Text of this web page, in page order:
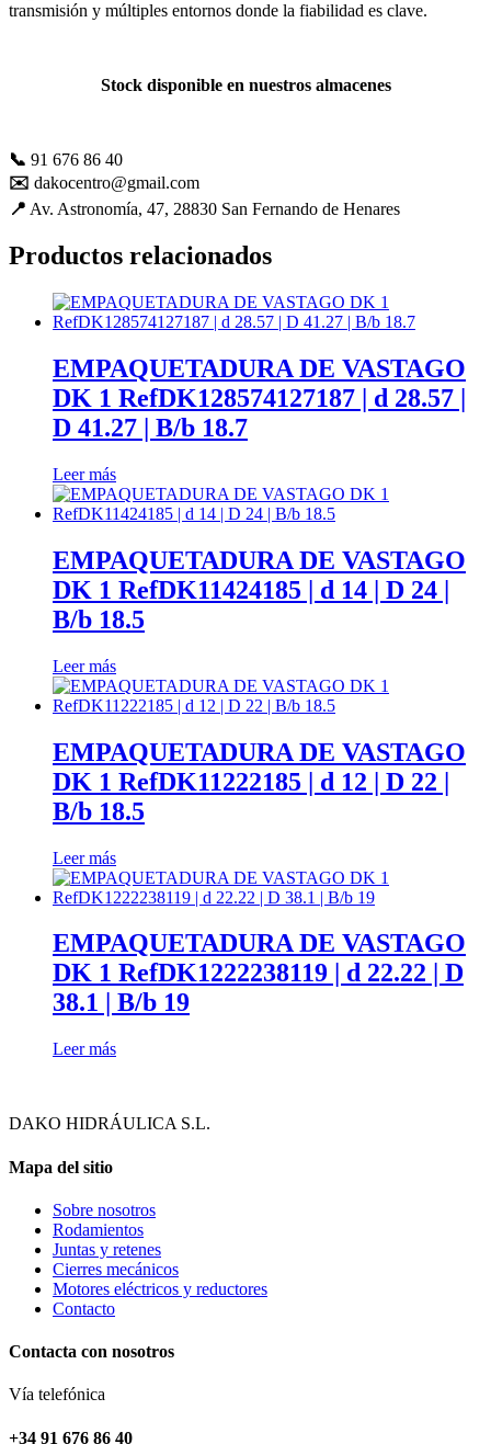
transmisión y múltiples entornos donde la fiabilidad es clave.
Stock disponible en nuestros almacenes
📞 91 676 86 40
✉️ dakocentro@gmail.com
📍 Av. Astronomía, 47, 28830 San Fernando de Henares
Productos relacionados
EMPAQUETADURA DE VASTAGO
DK 1 RefDK128574127187 | d 28.57 |
D 41.27 | B/b 18.7
Leer más
EMPAQUETADURA DE VASTAGO
DK 1 RefDK11424185 | d 14 | D 24 |
B/b 18.5
Leer más
EMPAQUETADURA DE VASTAGO
DK 1 RefDK11222185 | d 12 | D 22 |
B/b 18.5
Leer más
EMPAQUETADURA DE VASTAGO
DK 1 RefDK1222238119 | d 22.22 | D
38.1 | B/b 19
Leer más
DAKO HIDRÁULICA S.L.
Mapa del sitio
Sobre nosotros
Rodamientos
Juntas y retenes
Cierres mecánicos
Motores eléctricos y reductores
Contacto
Contacta con nosotros
Vía telefónica
+34 91 676 86 40
tu ayuda.
Experiencia
mejor posible
durante tu
visita. Es una
guía para
disfrutar del
nuestra página.
Si rechaza estas
algunas
funcionalidades
desaparecerán
de la web. Si
las aceptas, nos
ayuda.
Marketing
Al compartir
tus intereses y
comportamiento
mientras visitas
aumentas la
posibilidad de
ver contenido y
personalizados.
Así verás lo que
realmente te
interesa.